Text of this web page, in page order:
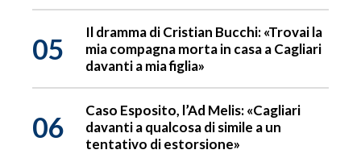
05
Il dramma di Cristian Bucchi: «Trovai la
mia compagna morta in casa a Cagliari
davanti a mia figlia»
06
Caso Esposito, l’Ad Melis: «Cagliari
davanti a qualcosa di simile a un
tentativo di estorsione»